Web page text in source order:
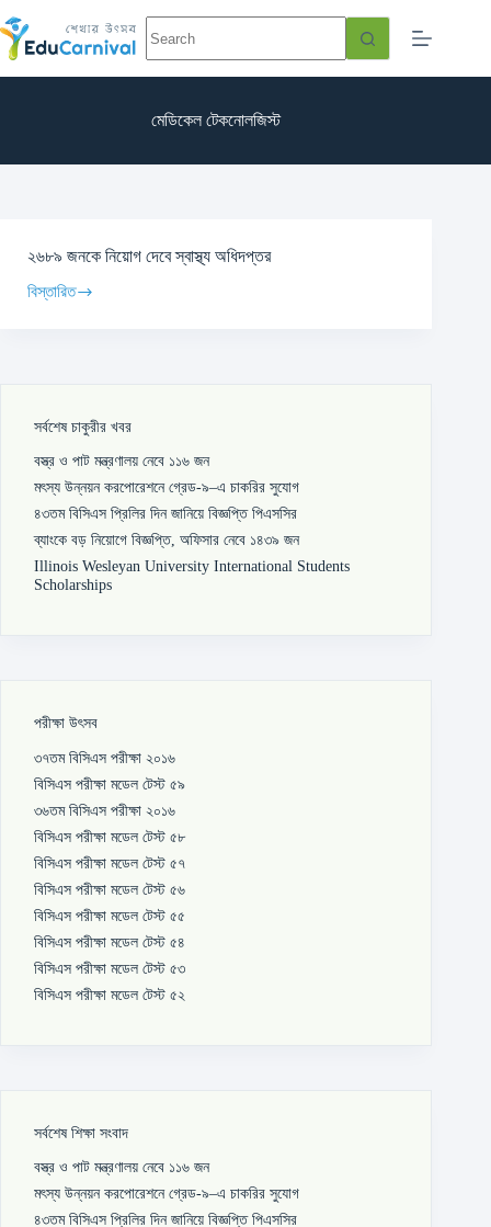
মেডিকেল টেকনোলজিস্ট
২৬৮৯ জনকে নিয়োগ দেবে স্বাস্থ্য অধিদপ্তর
বিস্তারিত
সর্বশেষ চাকুরীর খবর
বস্ত্র ও পাট মন্ত্রণালয় নেবে ১১৬ জন
মৎস্য উন্নয়ন করপোরেশনে গ্রেড-৯–এ চাকরির সুযোগ
৪৩তম বিসিএস প্রিলির দিন জানিয়ে বিজ্ঞপ্তি পিএসসির
ব্যাংকে বড় নিয়োগে বিজ্ঞপ্তি, অফিসার নেবে ১৪৩৯ জন
Illinois Wesleyan University International Students
Scholarships
পরীক্ষা উৎসব
৩৭তম বিসিএস পরীক্ষা ২০১৬
বিসিএস পরীক্ষা মডেল টেস্ট ৫৯
৩৬তম বিসিএস পরীক্ষা ২০১৬
বিসিএস পরীক্ষা মডেল টেস্ট ৫৮
বিসিএস পরীক্ষা মডেল টেস্ট ৫৭
বিসিএস পরীক্ষা মডেল টেস্ট ৫৬
বিসিএস পরীক্ষা মডেল টেস্ট ৫৫
বিসিএস পরীক্ষা মডেল টেস্ট ৫৪
বিসিএস পরীক্ষা মডেল টেস্ট ৫৩
বিসিএস পরীক্ষা মডেল টেস্ট ৫২
সর্বশেষ শিক্ষা সংবাদ
বস্ত্র ও পাট মন্ত্রণালয় নেবে ১১৬ জন
মৎস্য উন্নয়ন করপোরেশনে গ্রেড-৯–এ চাকরির সুযোগ
৪৩তম বিসিএস প্রিলির দিন জানিয়ে বিজ্ঞপ্তি পিএসসির